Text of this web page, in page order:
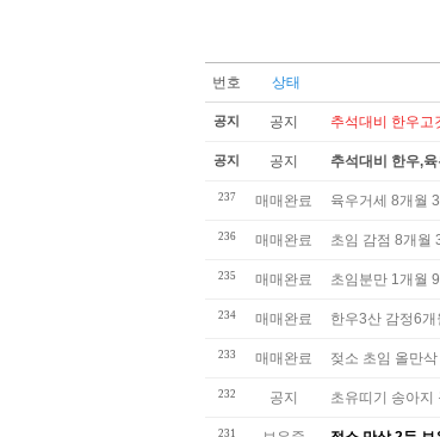
번호 상태
공지 공지 추석대비 한우고
공지 공지 추석대비 한우,
237 매매완료 육우거세 8개월
236 매매완료 초임 감점 8개월
235 매매완료 초임분만 1개월
234 매매완료 한우3산 감정6
233 매매완료 젖소 초임 올만
232 공지 초유띠기 송아지
231